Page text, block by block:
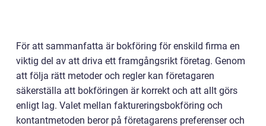
För att sammanfatta är bokföring för enskild firma en
viktig del av att driva ett framgångsrikt företag. Genom
att följa rätt metoder och regler kan företagaren
säkerställa att bokföringen är korrekt och att allt görs
enligt lag. Valet mellan faktureringsbokföring och
kontantmetoden beror på företagarens preferenser och